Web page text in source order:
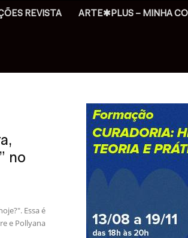
REVISTA ARTE✱PLUS – MINHA
no
Essa é
e Pollyana